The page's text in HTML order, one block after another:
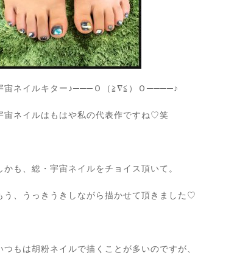
宙ネイルキター♪───Ｏ（≧∇≦）Ｏ────♪
宙ネイルはもはや私の代表作ですね♡笑
かも、総・宇宙ネイルをチョイス頂いて。
う、うっきうきしながら描かせて頂きました♡
つもは胡粉ネイルで描くことが多いのですが、